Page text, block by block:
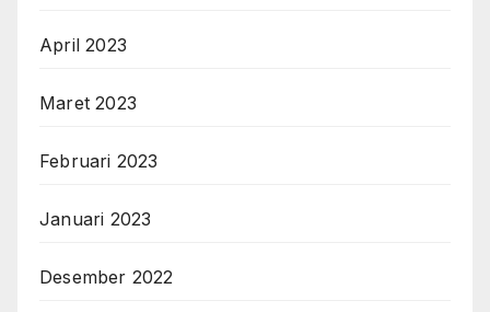
April 2023
Maret 2023
Februari 2023
Januari 2023
Desember 2022